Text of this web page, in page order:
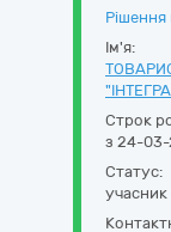
Рішення
Ім'я:
Строк
з 24-
Статус: